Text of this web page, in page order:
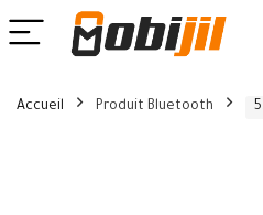
Accueil Produit Bluetooth